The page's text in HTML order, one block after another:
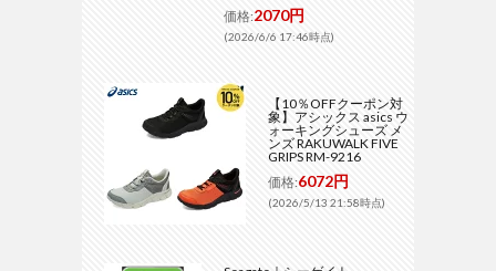
価格:2070円
(2026/6/6 17:46時点)
【10％OFFクーポン対
象】アシックス asics ウ
ォーキングシューズ メ
ンズ RAKUWALK FIVE
GRIPS RM-9216
価格:6072円
(2026/5/13 21:58時点)